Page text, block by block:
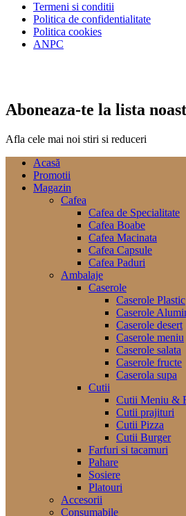
Termeni si conditii
Politica de confidentialitate
Politica cookies
ANPC
Aboneaza-te la lista
Afla cele mai noi stiri si reduceri
Acasă
Promotii
Magazin
Cafea
Cafea de Specialitate
Cafea Boabe
Cafea Macinata
Cafea Capsule
Cafea Paduri
Ambalaje
Caserole
Caserole Plastic
Caserole
Caserole desert
Caserole meniu
Caserole salata
Caserole fructe
Caserola supa
Cutii
Cutii Meniu &
Cutii prajituri
Cutii Pizza
Cutii Burger
Farfuri si tacamuri
Pahare
Sosiere
Platouri
Accesorii
Consumabile